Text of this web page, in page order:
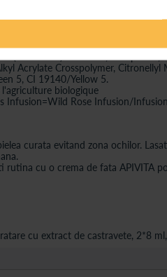
15 Alkane, Propanediol,
Extract, Aloe Barbadensis
(Sunflower) Seed Oil*,
Acrylate Crosspolymer,
5, CI 19140/Yellow 5.
biologique
Infusion=Wild Rose Infusion/
curata evitand zona ochilor.
rutina cu o crema de fata APIVITA
cu extract de castravete, 2*8